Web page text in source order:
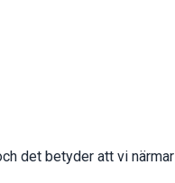
det betyder att vi